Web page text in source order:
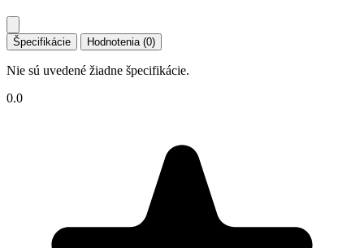
Špecifikácie Hodnotenia (0)
Nie sú uvedené žiadne špecifikácie.
0.0